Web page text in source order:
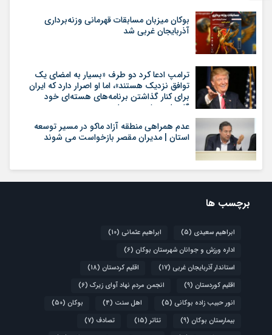
بوکان میزبان مسابقات قهرمانی وزنه‌برداری
آذربایجان غربی شد
ترامپ ادعا کرد دو طرف «بسیار به امضای یک
توافق نزدیک هستند»، اما او اصرار دارد که ایران
برای کنار گذاشتن برنامه‌های هسته‌ای خود
گام‌های بیشتری بردارد
عدم همراهی منطقه آزاد ماکو در مسیر توسعه
استان | مدیران مقصر بازخواست می شوند
برچسب ها
ابراهیم سعیدی (5) ابراهیم عثمانی (10)
اداره ورزش و جوانان شهرستان بوکان (6)
استاندار آذربایجان غربی (17) اقلیم کردستان (18)
اقلیم کوردستان (9) انجمن مردم نهاد آوای زیرک (6)
انور حبیب زاده بوکانی (5) اهل سنت (4) بوکان (50)
بیمارستان بوکان (9) تئاتر(15) تصادف (7)